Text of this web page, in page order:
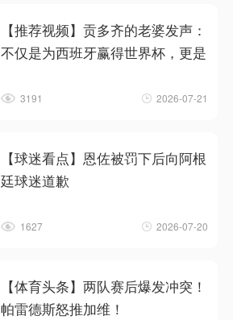
【推荐视频】贡多齐的老婆发声：
不仅是为西班牙赢得世界杯，更是
3191 2026-07-21
【球迷看点】恩佐被罚下后向阿根
廷球迷道歉
1627 2026-07-20
【体育头条】两队赛后爆发冲突！
帕雷德斯怒推加维！